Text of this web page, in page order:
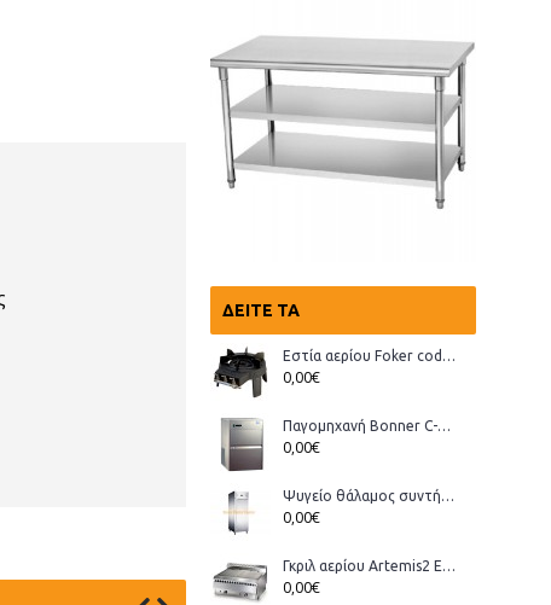
ΔΕΊΤΕ ΤΑ
Εστία αερίου Foker cod.03200 Wok
0,00€
Παγομηχανή Bonner C-70, Ανάδευσης (παγάκι με τρύπα)
0,00€
Ψυγείο θάλαμος συντήρηση Bonner GMT-70
0,00€
Γκριλ αερίου Artemis2 ECO
0,00€